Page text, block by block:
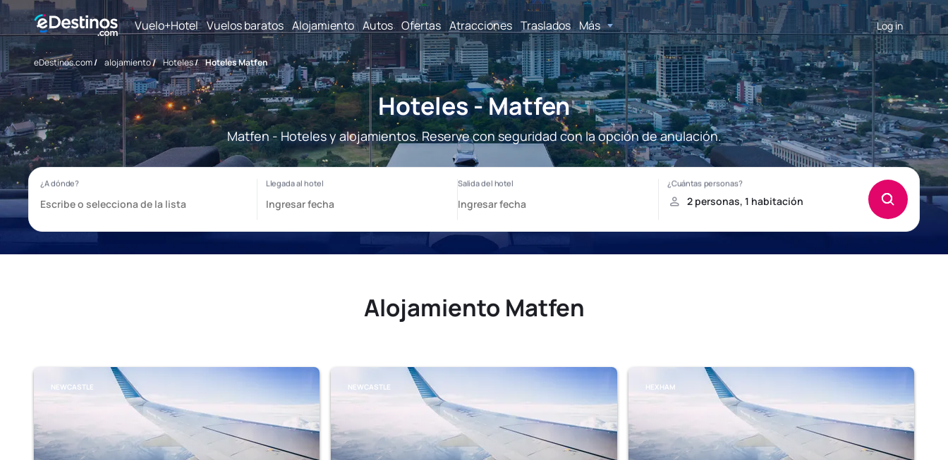
Vuelo+Hotel Vuelos baratos Alojamiento Autos Ofertas Atracciones Traslados Más Log in
eDestinos.com/ alojamiento/ Hoteles/ Hoteles Matfen
Hoteles - Matfen
Matfen - Hoteles y alojamientos. Reserve con seguridad con la opción de anulación.
Alojamiento Matfen
NEWCASTLE NEWCASTLE HEXHAM